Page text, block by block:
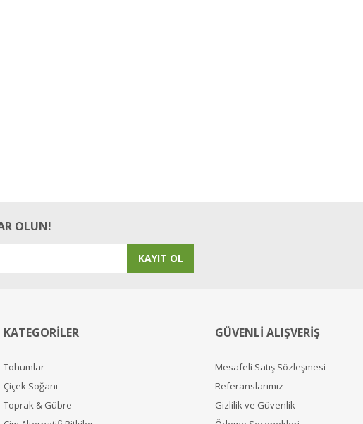
OLUN!
KAYIT OL
KATEGORİLER
Tohumlar
Çiçek Soğanı
Toprak & Gübre
GÜVENLİ ALIŞVERİŞ
Mesafeli Satış Sözleşmesi
Referanslarımız
Gizlilik ve Güvenlik